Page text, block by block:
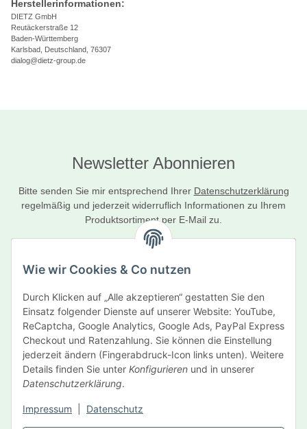
Wie wir Cookies & Co nutzen
Durch Klicken auf „Alle akzeptieren“ gestatten Sie den
Einsatz folgender Dienste auf unserer Website: YouTube,
ReCaptcha, Google Analytics, Google Ads, PayPal Express
Checkout und Ratenzahlung. Sie können die Einstellung
jederzeit ändern (Fingerabdruck-Icon links unten). Weitere
Details finden Sie unter Konfigurieren und in unserer
Datenschutzerklärung.
Impressum Datenschutz
Herstellerinformationen:
DIETZ GmbH
Reutäckerstraße 12
Baden-Württemberg
Karlsbad, Deutschland, 76307
dialog@dietz-group.de
Newsletter Abonnieren
Bitte senden Sie mir entsprechend Ihrer Datenschutzerklärung
regelmäßig und jederzeit widerruflich Informationen zu Ihrem
Produktsortiment per E-Mail zu.
Newsletter Abonnieren
Informationen
Gesetzliche Informationen
Hersteller